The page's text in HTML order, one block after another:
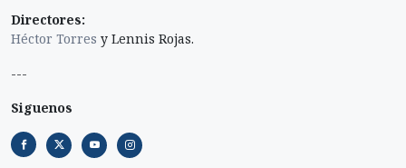
Directores:
Héctor Torres y Lennis Rojas.
---
Siguenos